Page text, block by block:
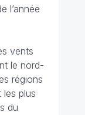
l’année
vents
le nord-
régions
les plus
du